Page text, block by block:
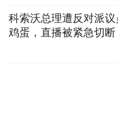
济受益于与中国的伙
国发展项目上的投资。
科索沃总理遭反对派议
鸡蛋，直播被紧急切断